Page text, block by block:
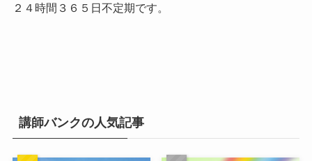
２４時間３６５日不定期です。
講師バンクの人気記事